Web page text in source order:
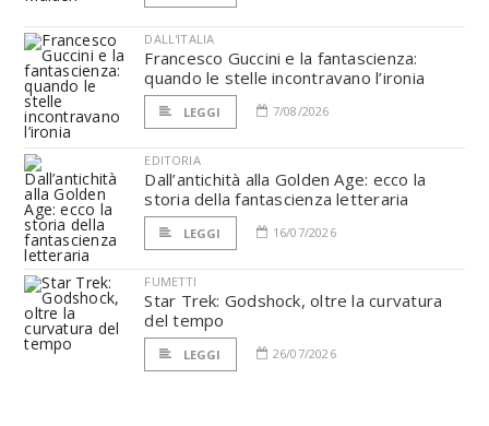
DALL'ITALIA
Francesco Guccini e la fantascienza:
quando le stelle incontravano l’ironia
LEGGI 7/08/2026
EDITORIA
Dall’antichità alla Golden Age: ecco la
storia della fantascienza letteraria
LEGGI 16/07/2026
FUMETTI
Star Trek: Godshock, oltre la curvatura
del tempo
LEGGI 26/07/2026